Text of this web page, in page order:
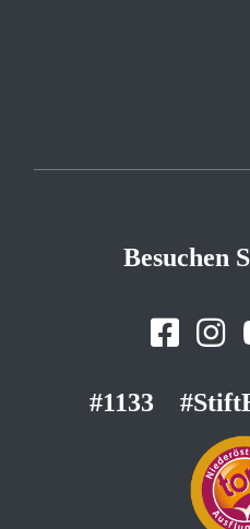
Besuchen
#1133